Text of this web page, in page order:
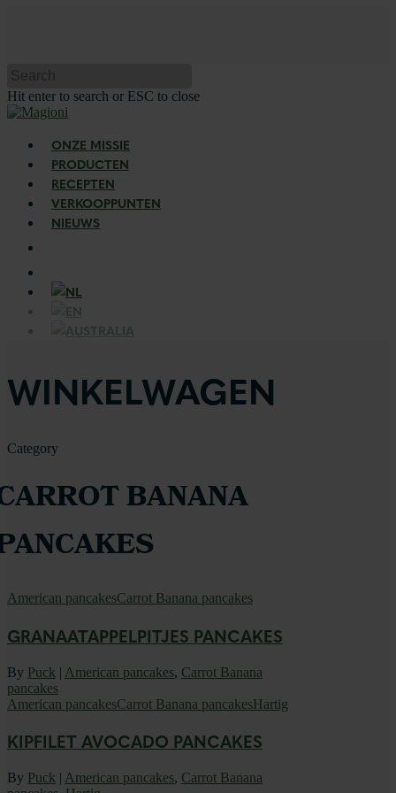
Hit enter to search or ESC to close
ONZE MISSIE
PRODUCTEN
RECEPTEN
VERKOOPPUNTEN
NIEUWS
WINKELWAGEN
Category
BANANA
American pancakesCarrot Banana pancakes
GRANAATAPPELPITJES PANCAKES
By Puck | American pancakes, Carrot Banana
pancakes
American pancakesCarrot Banana pancakesHartig
KIPFILET AVOCADO PANCAKES
By Puck | American pancakes, Carrot Banana